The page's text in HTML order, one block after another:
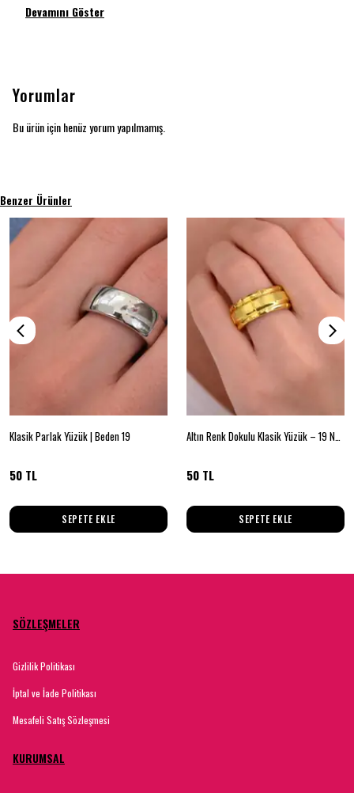
Devamını Göster
Yorumlar
Bu ürün için henüz yorum yapılmamış.
Benzer Ürünler
Klasik Parlak Yüzük | Beden 19
50 TL
SEPETE EKLE
Altın Renk Dokulu Klasik Yüzük – 19 Numara
50 TL
SEPETE EKLE
SÖZLEŞMELER
Gizlilik Politikası
İptal ve İade Politikası
Mesafeli Satış Sözleşmesi
KURUMSAL